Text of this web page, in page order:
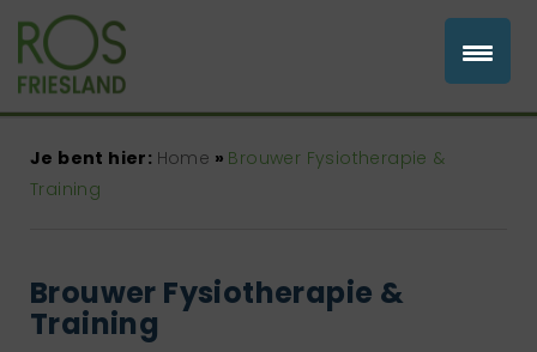
Je bent hier: Home » Brouwer Fysiotherapie &
Training
Brouwer Fysiotherapie &
Training